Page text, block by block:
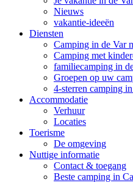
Nieuws
vakantie-ideeën
Diensten
Camping in de Var
Camping met
familiecamping in
Groepen op uw
4-sterren camping
Accommodatie
Verhuur
Locaties
Toerisme
De omgeving
Nuttige informatie
Contact & toegang
Beste camping in